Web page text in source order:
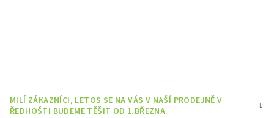
MILÍ ZÁKAZNÍCI, LETOS SE NA VÁS V NAŠÍ PRODEJNĚ V
ŘEDHOŠTI BUDEME TĚŠIT OD 1.BŘEZNA.